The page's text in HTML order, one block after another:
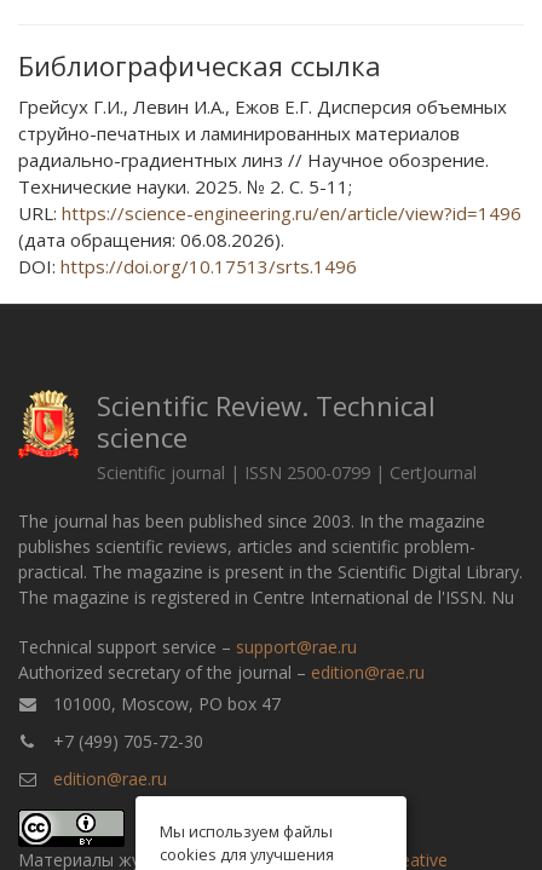
Библиографическая ссылка
Грейсух Г.И., Левин И.А., Ежов Е.Г. Дисперсия объемных
струйно-печатных и ламинированных материалов
радиально-градиентных линз // Научное обозрение.
Технические науки. 2025. № 2. С. 5-11;
URL: https://science-engineering.ru/en/article/view?id=1496
(дата обращения: 06.08.2026).
DOI: https://doi.org/10.17513/srts.1496
Scientific Review. Technical
science
Scientific journal | ISSN 2500-0799 | CertJournal
The journal has been published since 2003. In the magazine
publishes scientific reviews, articles and scientific problem-
practical. The magazine is present in the Scientific Digital Library.
The magazine is registered in Centre International de l'ISSN. Nu
Technical support service – support@rae.ru
Authorized secretary of the journal – edition@rae.ru
101000, Moscow, PO box 47
+7 (499) 705-72-30
edition@rae.ru
Материалы журнала доступны полицензии Creative
Мы используем файлы
cookies для улучшения